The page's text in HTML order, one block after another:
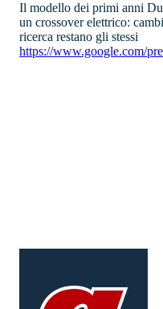
Il modello dei primi anni
un crossover elettrico:
ricerca restano gli stessi
https://www.google.com/